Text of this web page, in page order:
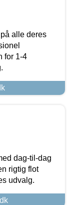
alle deres
for 1-4
dag-til-dag
rigtig flot
udvalg.